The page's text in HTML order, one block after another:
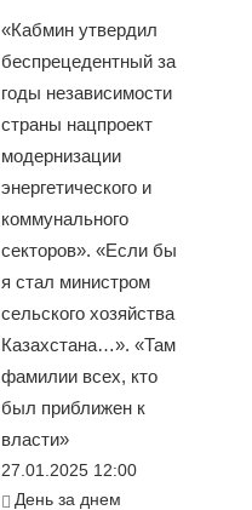
«Кабмин утвердил
беспрецедентный за
годы независимости
страны нацпроект
модернизации
энергетического и
коммунального
секторов». «Если бы
я стал министром
сельского хозяйства
Казахстана…». «Там
фамилии всех, кто
был приближен к
власти»
27.01.2025 12:00
День за днем